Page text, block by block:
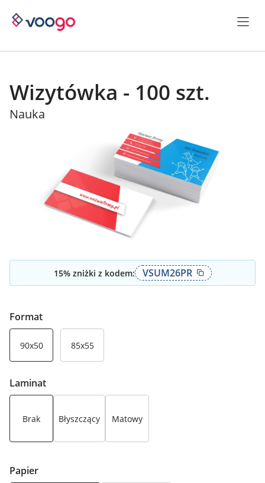
Wizytówka - 100 szt.
Nauka
15% zniżki z kodem: VSUM26PR
Format
90x50 85x55
Laminat
Brak Błyszczący Matowy
Papier